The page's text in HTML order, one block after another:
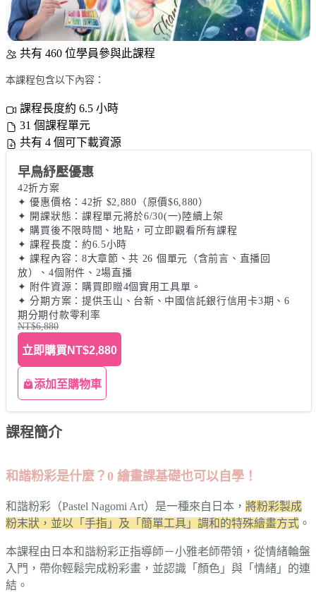
共有 460 位學員參與此課程
本課程包含以下內容：
課程長度約 6.5 小時
31 個課程單元
共有 4 個可下載資源
早鳥紓壓優惠
42折方案
✦ 優惠價格：42折 $2,880（原價$6,880）
✦ 開課狀態：課程單元將於6/30(一)陸續上架
✦ 購買後不限時間、地點，可立即觀看所有課程
✦ 課程長度：約6.5小時
✦ 課程內容：8大章節、共 26 個單元（含前言、直播回
放）、4個附件、2場直播
✦ 附件資源：購買即贈4個實用工具單。
✦ 分期方案：提供玉山、台新、中國信託銀行信用卡3期、6
期分期付款零利率
NT$6,880
立即購買 NT$2,880
添加至購物車
課程簡介
和諧粉彩是什麼？0 繪畫課基礎也可以自學！
和諧粉彩（Pastel Nagomi Art）是一種來自日本， 將粉彩製成
粉末狀，並以「手指」及「簡單工具」調和的特殊繪畫方式 。
本課程由日本和諧粉彩正指導師－小雅老師帶領，從情緒輪盤
入門，帶你輕鬆完成粉彩畫，並認識「顏色」與「情緒」的連
結。